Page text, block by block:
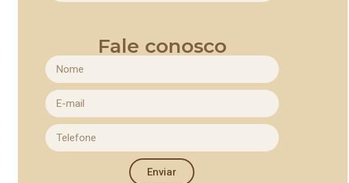
Fale conosco
Enviar